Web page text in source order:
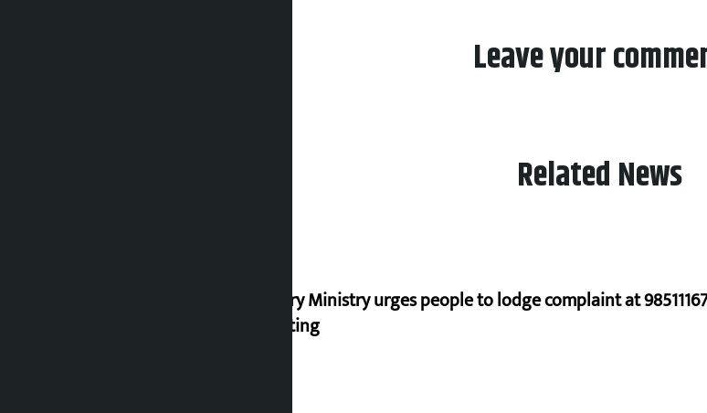
Leave your
Related News
Industry Ministry urges people to lodge complaint at
marketing